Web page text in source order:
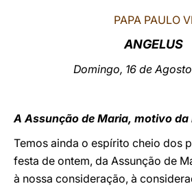
PAPA PAULO VI
ANGELUS
Domingo, 16 de
A Assunção de Maria, motivo
Temos ainda o espírito cheio dos
festa de ontem, da Assunção de
à nossa consideração, à